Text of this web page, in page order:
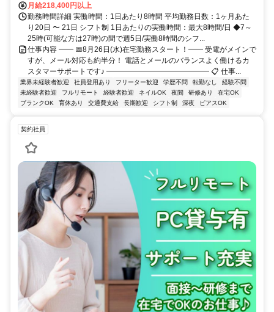
月給218,400円以上
勤務時間詳細 実働時間：1日あたり8時間 平均勤務日数：1ヶ月あた
り20日 〜 21日 シフト制 1日あたりの実働時間：最大8時間/日 ◆7～
25時(可能な方は27時)の間で週5日/実働8時間のシフ...
仕事内容 ━━ 📅8月26日(水)在宅勤務スタート！━━ 受電がメインで
すが、メール対応も約半分！ 電話とメールのバランスよく働けるカ
スタマーサポートです♪ ━━━━━━━━━━━━━━ 📋 仕事...
業界未経験者歓迎 社員登用あり フリーター歓迎 学歴不問 転勤なし
経験不問
未経験者歓迎
フルリモート 経験者歓迎 ネイルOK 夜間 研修あり
在宅OK
ブランクOK
育休あり 交通費支給 長期歓迎 シフト制 深夜 ピアスOK
契約社員